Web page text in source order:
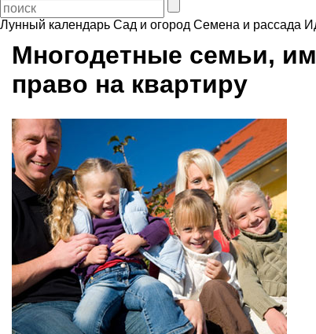
Лунный календарь Сад и огород Семена и рассада
Многодетные семьи,
право на квартиру